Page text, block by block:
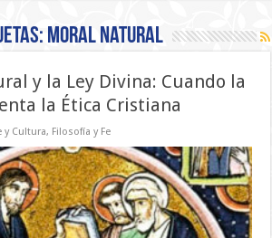
Moral Natural
y la Ley Divina: Cuando la
la Ética Cristiana
y Cultura, Filosofía y Fe